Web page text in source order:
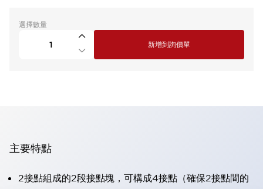
選擇數量
新增到詢價單
主要特點
2接點組成的2段接點塊，可構成4接點（確保2接點間的